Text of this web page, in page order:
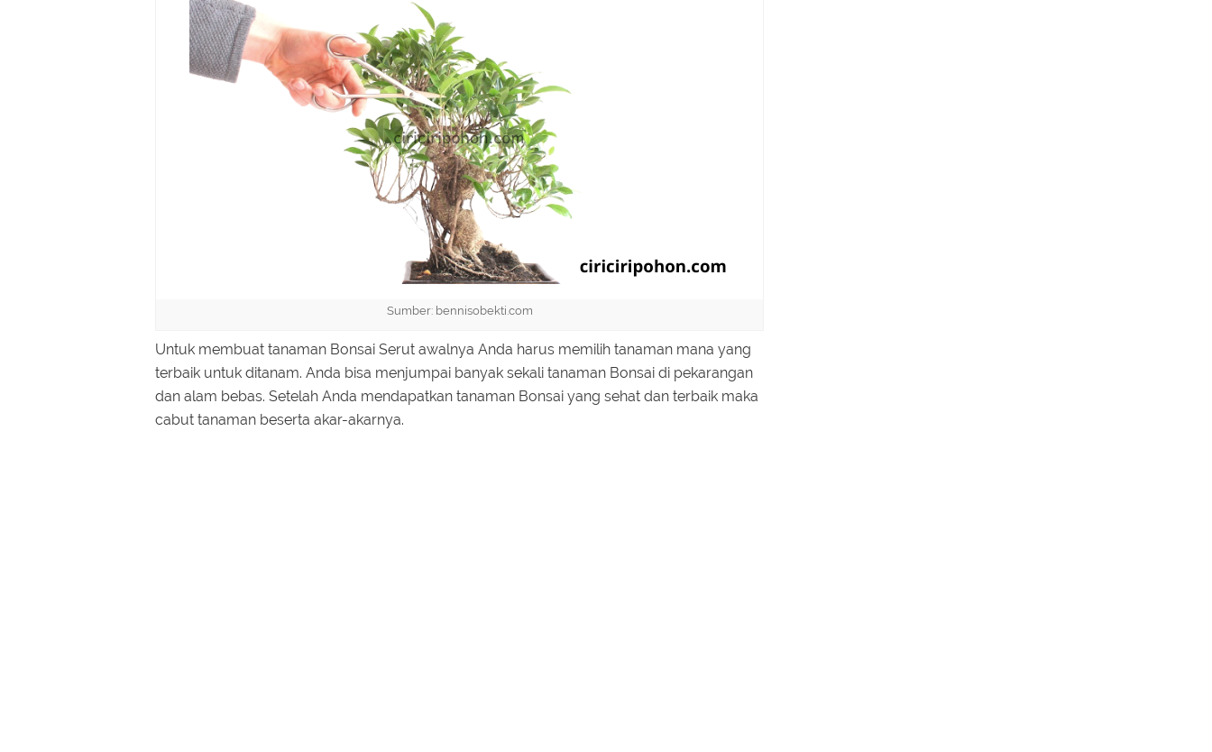
Sumber: bennisobekti.com
Untuk membuat tanaman Bonsai Serut awalnya Anda harus memilih tanaman mana yang
terbaik untuk ditanam. Anda bisa menjumpai banyak sekali tanaman Bonsai di pekarangan
dan alam bebas. Setelah Anda mendapatkan tanaman Bonsai yang sehat dan terbaik maka
cabut tanaman beserta akar-akarnya.